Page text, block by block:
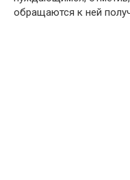
обращаются к ней